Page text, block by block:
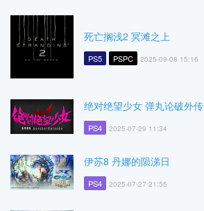
死亡搁浅2 冥滩之上
PS5 PSPC 2025-09-08 15:16
绝对绝望少女 弹丸论破外传
PS4 2025-07-29 11:34
伊苏8 丹娜的陨涕日
PS4 2025-07-27 21:55